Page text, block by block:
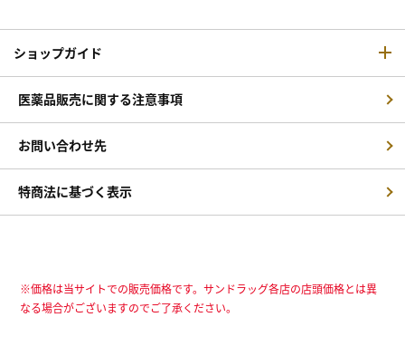
ショップガイド
医薬品販売に関する注意事項
お問い合わせ先
特商法に基づく表示
※価格は当サイトでの販売価格です。サンドラッグ各店の店頭価格とは異
なる場合がございますのでご了承ください。